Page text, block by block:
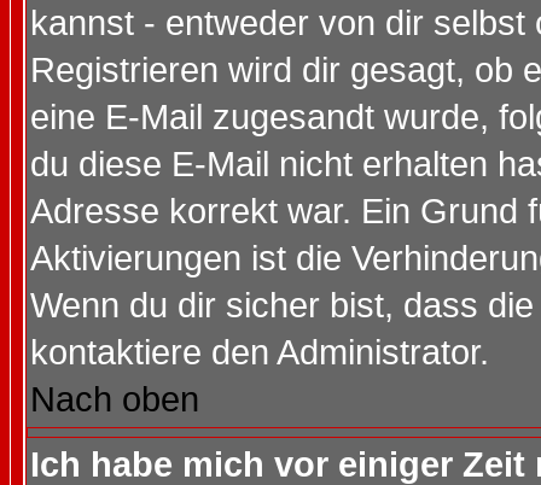
kannst - entweder von dir selbst
Registrieren wird dir gesagt, ob
eine E-Mail zugesandt wurde,
du diese E-Mail nicht erhalten
Adresse korrekt war. Ein Grund
Aktivierungen ist die
Wenn du dir sicher bist, dass
kontaktiere den Administrator.
Nach oben
Ich habe mich vor einiger